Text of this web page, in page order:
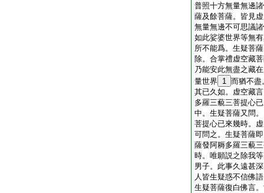
普照十方無量無邊
薩及餘菩薩。皆見
無量無邊不可思議
如此娑婆世界等無
所不能爲。生疑菩
除。合掌禮虚空藏
乃能安此無盡之藏
量世界
1 而猶不盡
其已久如。虚空藏
多羅三藐三菩提心
中。生疑菩薩又問
菩提心已來幾時。
可問之。生疑菩薩
薩發阿耨多羅三藐
時。唯願説之除我
男子。此事久遠甚
人皆生疑惑不信佛
生疑菩薩復白佛言